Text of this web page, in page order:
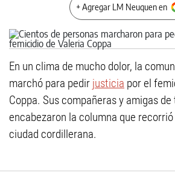
+ Agregar LM Neuquen en
En un clima de mucho dolor, la
marchó para pedir justicia por el
Coppa. Sus compañeras y amigas
encabezaron la columna que
ciudad cordillerana.